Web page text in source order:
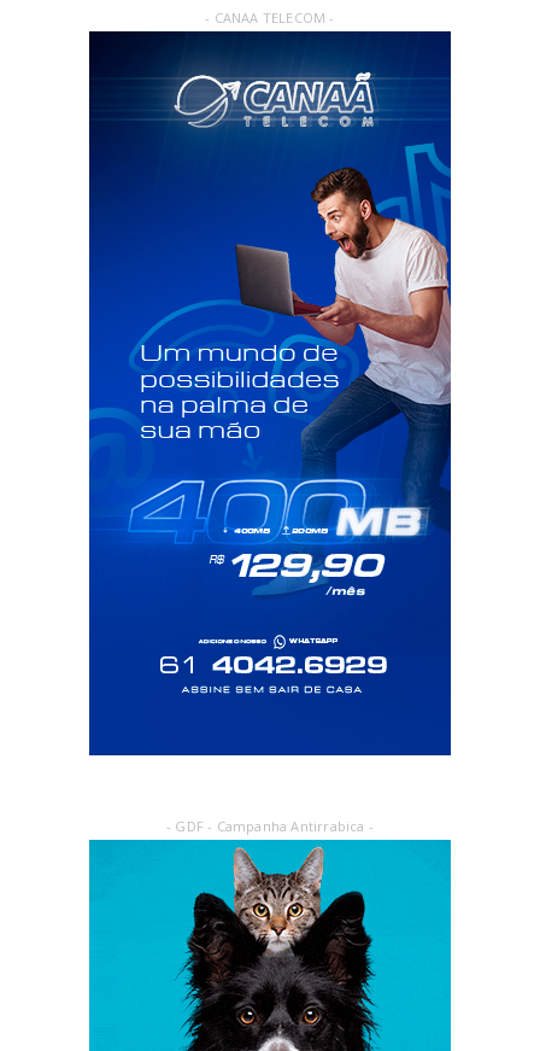
- CANAA TELECOM -
- GDF - Campanha Antirrabica -